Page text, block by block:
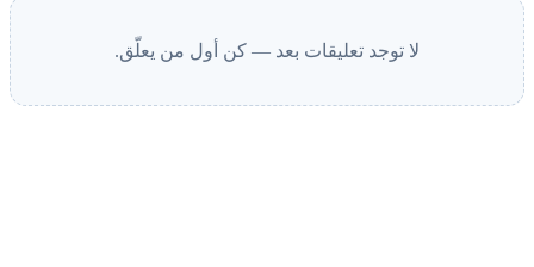
لا توجد تعليقات بعد — كن أول من يعلّق.